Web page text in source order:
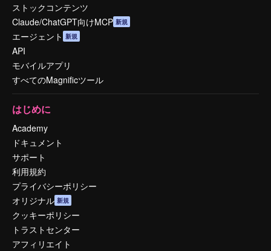
ストックコンテンツ
Claude/ChatGPT向けMCP 新規
エージェント 新規
API
モバイルアプリ
すべてのMagnificツール
はじめに
Academy
ドキュメント
サポート
利用規約
プライバシーポリシー
オリジナル 新規
クッキーポリシー
トラストセンター
アフィリエイト